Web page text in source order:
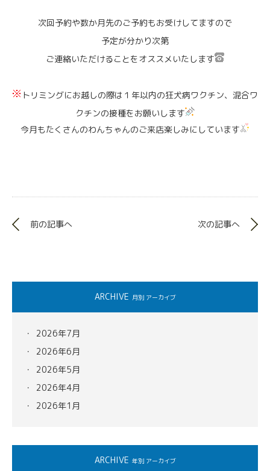
次回予約や数か月先のご予約もお受けしてますので
予定が分かり次第
ご連絡いただけることをオススメいたします
トリミングにお越しの際は１年以内の狂犬病ワクチン、混合ワ
クチンの接種をお願いします
今月もたくさんのわんちゃんのご来店楽しみにしています
前の記事へ 次の記事へ
ARCHIVE 月別 アーカイブ
2026年7月
2026年6月
2026年5月
2026年4月
2026年1月
ARCHIVE 年別 アーカイブ